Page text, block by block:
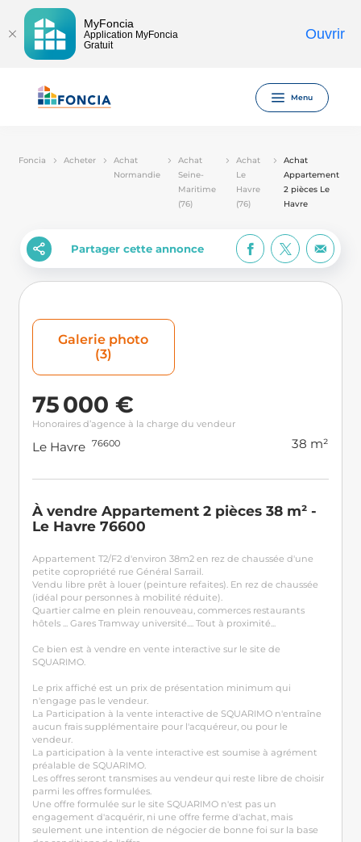
MyFoncia
Application MyFoncia
Gratuit
Ouvrir
Menu
Foncia Acheter
Achat
Normandie
Achat
Seine-
Maritime
(76)
Achat
Le
Havre
(76)
Achat
Appartement
2 pièces Le
Havre
Partager cette annonce
Galerie photo
(3)
À vendre Appartement 2 pièces 38 m² -
Le Havre 76600
Appartement T2/F2 d'environ 38m2 en rez de chaussée d'une
petite copropriété rue Général Sarrail.
Vendu libre prêt à louer (peinture refaites). En rez de chaussée
(idéal pour personnes à mobilité réduite).
Quartier calme en plein renouveau, commerces restaurants
hôtels ... Gares Tramway université.... Tout à proximité...
Ce bien est à vendre en vente interactive sur le site de
SQUARIMO.
Le prix affiché est un prix de présentation minimum qui
n'engage pas le vendeur.
La Participation à la vente interactive de SQUARIMO n'entraîne
aucun frais supplémentaire pour l'acquéreur, ou pour le
vendeur.
La participation à la vente interactive est soumise à agrément
préalable de SQUARIMO.
Les offres seront transmises au vendeur qui reste libre de choisir
parmi les offres formulées.
Une offre formulée sur le site SQUARIMO n'est pas un
engagement d'acquérir, ni une offre ferme d'achat, mais
seulement une intention de négocier de bonne foi sur la base
75 000 €
Honoraires d’agence à la charge du vendeur
Le Havre 76600 38 m²